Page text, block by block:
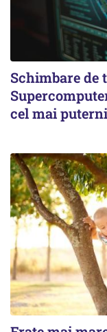
Schimbare de
cel mai